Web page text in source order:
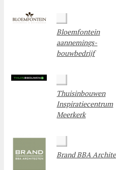
Bloemfontein
aannemings-
bouwbedrijf
Thuisinbouwen
Inspiratiecentrum
Meerkerk
Brand BBA